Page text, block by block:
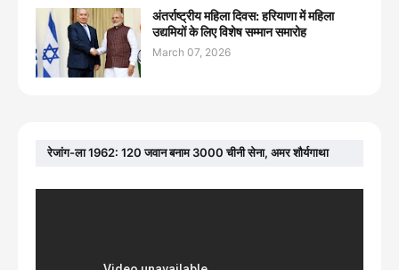
अंतर्राष्ट्रीय महिला दिवस: हरियाणा में महिला
उद्यमियों के लिए विशेष सम्मान समारोह
March 07, 2026
रेजांग-ला 1962: 120 जवान बनाम 3000 चीनी सेना, अमर शौर्यगाथा